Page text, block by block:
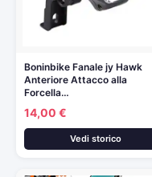
Boninbike Fanale jy Hawk
Anteriore Attacco alla
Forcella…
14,00 €
Vedi storico